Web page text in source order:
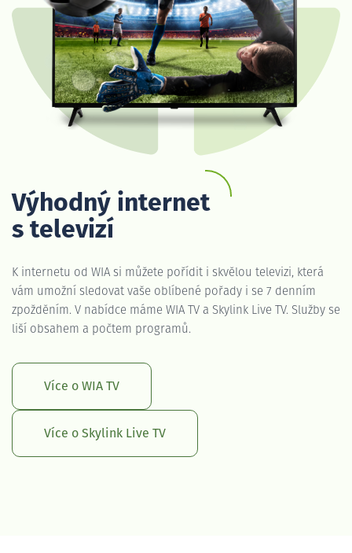
Výhodný internet
s televizí
K internetu od WIA si můžete pořídit i skvělou televizi, která
vám umožní sledovat vaše oblíbené pořady i se 7 denním
zpožděním. V nabídce máme WIA TV a Skylink Live TV. Služby se
liší obsahem a počtem programů.
Více o WIA TV
Více o Skylink Live TV